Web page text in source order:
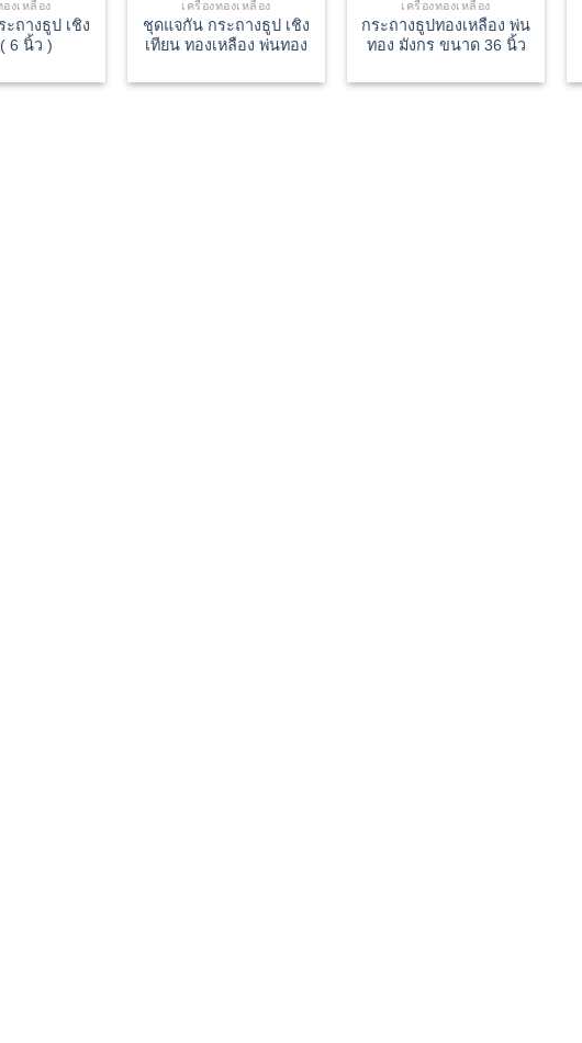
องเหลือง
ถางธูป เชิง
6 นิ้ว )
เครื่องทองเหลือง
ชุดแจกัน กระถางธูป เชิง
เทียน ทองเหลือง พ่นทอง
เครื่องทองเหลือง
กระถางธูปทองเหลือง พ่น
ทอง มังกร ขนาด 36 นิ้ว